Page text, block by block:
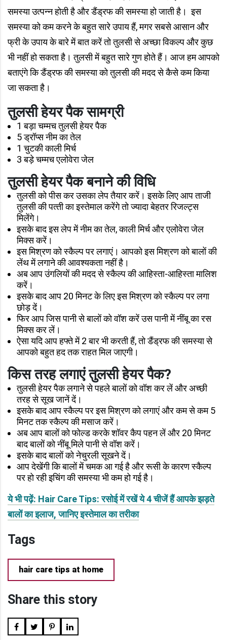
समस्‍या उत्‍पन्‍न होती है और डैंड्रफ की समस्‍या हो जाती है। इस
समस्‍या को कम करने के बहुत सारे उपाय हैं, मगर सबसे आसान और
फ्री के उपाय के बारे में बात करें तो तुलसी से अच्‍छा विकल्‍प और कुछ
भी नहीं हो सकता है। तुलसी में बहुत सारे गुण होते हैं। आज हम आपको
बताएंगे कि डैंड्रफ की समस्‍या को तुलसी की मदद से कैसे कम किया
जा सकता है।
तुलसी हेयर पैक सामग्री
1 बड़ा चम्‍मच तुलसी हेयर पैक
5 ड्रॉप्‍स नीम का तेल
1 चुटकी काली मिर्च
3 बड़े चम्‍मच एलोवेरा जेल
तुलसी हेयर पैक बनाने की विधि
तुलसी को पीस कर उसका लेप तैयार करें। इसके लिए आप ताजी
तुलसी की पत्‍ती का इस्‍तेमाल करेंगे तो ज्‍यादा बेहतर रिजल्‍ट्स
मिलेंगे।
इसके बाद इस लेप में नीम का तेल, काली मिर्च और एलोवेरा जेल
मिक्‍स करें।
इस मिश्रण को स्‍कैल्‍प पर लगाएं। आपको इस मिश्रण को बालों की
लेंथ में लगाने की आवश्‍यकता नहीं है।
अब आप उंगलियों की मदद से स्‍कैल्‍प की आहिस्‍ता-आहिस्‍ता मालिश
करें।
इसके बाद आप 20 मिनट के लिए इस मिश्रण को स्‍कैल्‍प पर लगा
छोड़ दें।
फिर आप जिस पानी से बालों को वॉश करें उस पानी में नींबू का रस
मिक्‍स कर लें।
ऐसा यदि आप हफ्ते में 2 बार भी करती हैं, तो डैंड्रफ की समस्‍या से
आपको बहुत हद तक राहत मिल जाएगी।
किस तरह लगाएं तुलसी हेयर पैक?
तुलसी हेयर पैक लगाने से पहले बालों को वॉश कर लें और अच्‍छी
तरह से सूख जानें दें।
इसके बाद आप स्‍कैल्‍प पर इस मिश्रण को लगाएं और कम से कम 5
मिनट तक स्‍कैल्‍प की मसाज करें।
अब आप बालों को फोल्‍ड करके शॉवर कैप पहन लें और 20 मिनट
बाद बालों को नींबू मिले पानी से वॉश करें।
इसके बाद बालों को नेचुरली सूखने दें।
आप देखेंगी कि बालों में चमक आ गई है और रूसी के कारण स्‍कैल्‍प
पर हो रही इचिंग की समस्‍या भी कम हो गई है।
ये भी पढ़ें: Hair Care Tips: रसोई में रखें ये 4 चीजें हैं आपके झड़ते
बालों का इलाज, जानिए इस्तेमाल का तरीका
Tags
hair care tips at home
Share this story